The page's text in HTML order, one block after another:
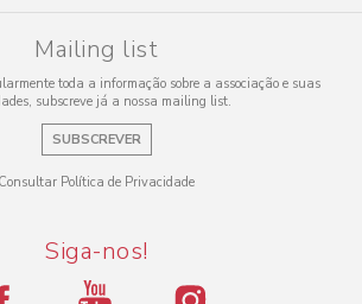
Mailing list
toda a informação sobre a associação e suas
subscreve já a nossa mailing list.
SUBSCREVER
Consultar Política de Privacidade
Siga-nos!